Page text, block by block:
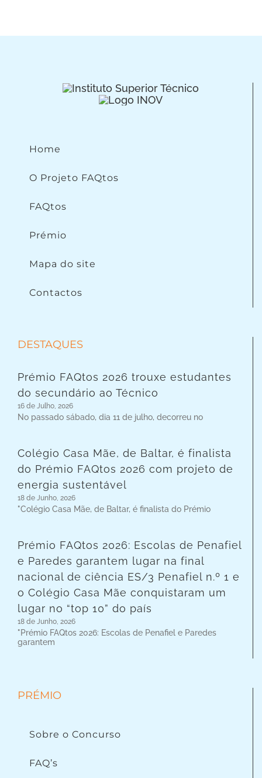
Home
O Projeto FAQtos
FAQtos
Prémio
Mapa do site
Contactos
DESTAQUES
Prémio FAQtos 2026 trouxe estudantes
do secundário ao Técnico
16 de Julho, 2026
No passado sábado, dia 11 de julho, decorreu no
Colégio Casa Mãe, de Baltar, é finalista
do Prémio FAQtos 2026 com projeto de
energia sustentável
18 de Junho, 2026
"Colégio Casa Mãe, de Baltar, é finalista do Prémio
Prémio FAQtos 2026: Escolas de Penafiel
e Paredes garantem lugar na final
nacional de ciência ES/3 Penafiel n.º 1 e
o Colégio Casa Mãe conquistaram um
lugar no “top 10” do país
18 de Junho, 2026
"Prémio FAQtos 2026: Escolas de Penafiel e Paredes
garantem
PRÉMIO
Sobre o Concurso
FAQ’s